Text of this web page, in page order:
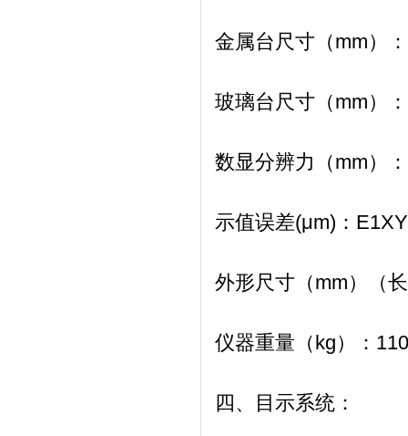
金属台尺寸（mm）：
玻璃台尺寸（mm）：
数显分辨力（mm）：
示值误差(μm)：
外形尺寸（mm） （
仪器重量（kg）： 110
四、目示系统：